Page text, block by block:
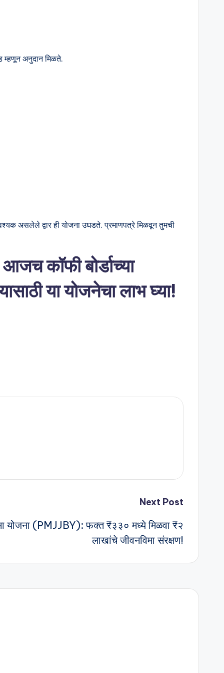
म्हणून अनुदान मिळते.
असलेले द्वार ही योजना उघडते. प्रमाणपत्रे मिळवून तुमची
कॉफी बोर्डाच्या
या योजनेचा लाभ घ्या!
Next Post
योजना (PMJJBY): फक्त ₹३३० मध्ये मिळवा ₹२
लाखांचे जीवनविमा संरक्षण!